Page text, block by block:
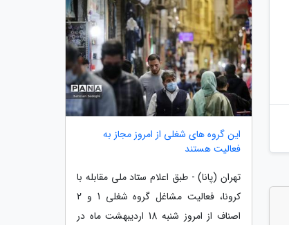
این گروه های شغلی از امروز مجاز به
فعالیت هستند
تهران (پانا) - طبق اعلام ستاد ملی مقابله با
کرونا، فعالیت مشاغل گروه شغلی 1 و 2
اصناف از امروز شنبه 18 اردیبهشت ماه در